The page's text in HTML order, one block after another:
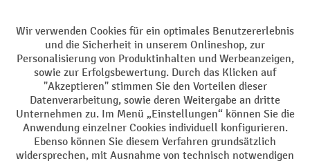
Facebook
YouTube
LinkedIn
Instagram
AGB Impressum Datenschutz
Barrierefreiheit Privacy Settings